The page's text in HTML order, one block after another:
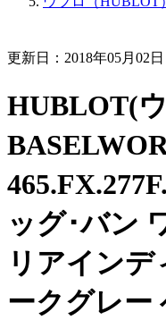
更新日：2018年05月02日
HUBLOT(ウ
ッグ･バン
リアイン
ークグレー